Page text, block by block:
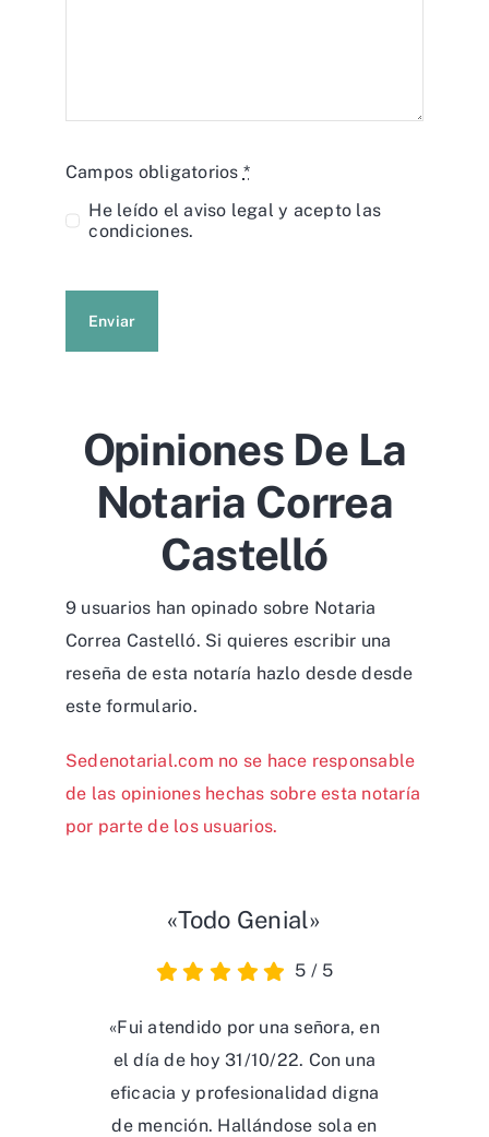
Campos obligatorios *
He leído elaviso legal y acepto las
condiciones.
Enviar
Opiniones De La
Notaria Correa
Castelló
9 usuarios han opinado sobre Notaria
Correa Castelló. Si quieres escribir una
reseña de esta notaría hazlo desde desde
este formulario.
Sedenotarial.com no se hace responsable
de las opiniones hechas sobre esta notaría
por parte de los usuarios.
«Todo Genial»
5 / 5
«Fui atendido por una señora, en
el día de hoy 31/10/22. Con una
eficacia y profesionalidad digna
de mención. Hallándose sola en